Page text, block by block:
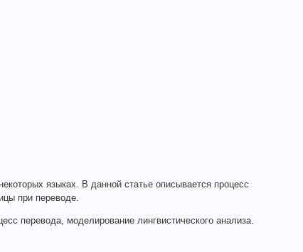
языках. В данной статье описывается процесс
при переводе.
перевода, моделирование лингвистического анализа.